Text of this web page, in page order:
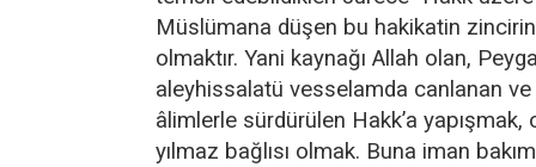
Müslümana düşen bu hakikatin
olmaktır. Yani kaynağı Allah olan,
aleyhissalatü vesselamda canlanan
âlimlerle sürdürülen Hakk’a
yılmaz bağlısı olmak. Buna iman